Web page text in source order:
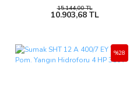
15.144,00 TL
10.903,68 TL
%28